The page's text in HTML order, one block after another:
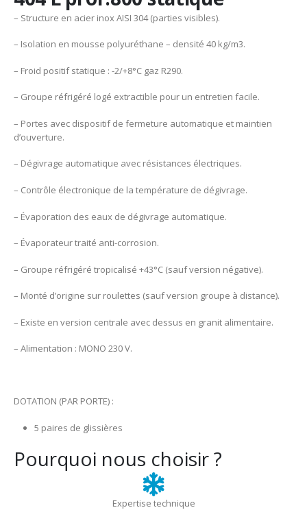
– Structure en acier inox AISI 304 (parties visibles).
– Isolation en mousse polyuréthane – densité 40 kg/m3.
– Froid positif statique : -2/+8°C gaz R290.
– Groupe réfrigéré logé extractible pour un entretien facile.
– Portes avec dispositif de fermeture automatique et maintien
d’ouverture.
– Dégivrage automatique avec résistances électriques.
– Contrôle électronique de la température de dégivrage.
– Évaporation des eaux de dégivrage automatique.
– Évaporateur traité anti-corrosion.
– Groupe réfrigéré tropicalisé +43°C (sauf version négative).
– Monté d’origine sur roulettes (sauf version groupe à distance).
– Existe en version centrale avec dessus en granit alimentaire.
– Alimentation : MONO 230 V.
DOTATION (PAR PORTE) :
5 paires de glissières
Pourquoi nous choisir ?
Expertise technique